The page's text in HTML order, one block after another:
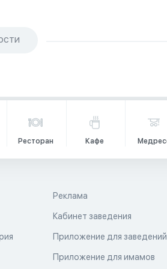
Ресторан Кафе
Реклама
Кабинет заведения
Приложение для заведений
Приложение для имамов